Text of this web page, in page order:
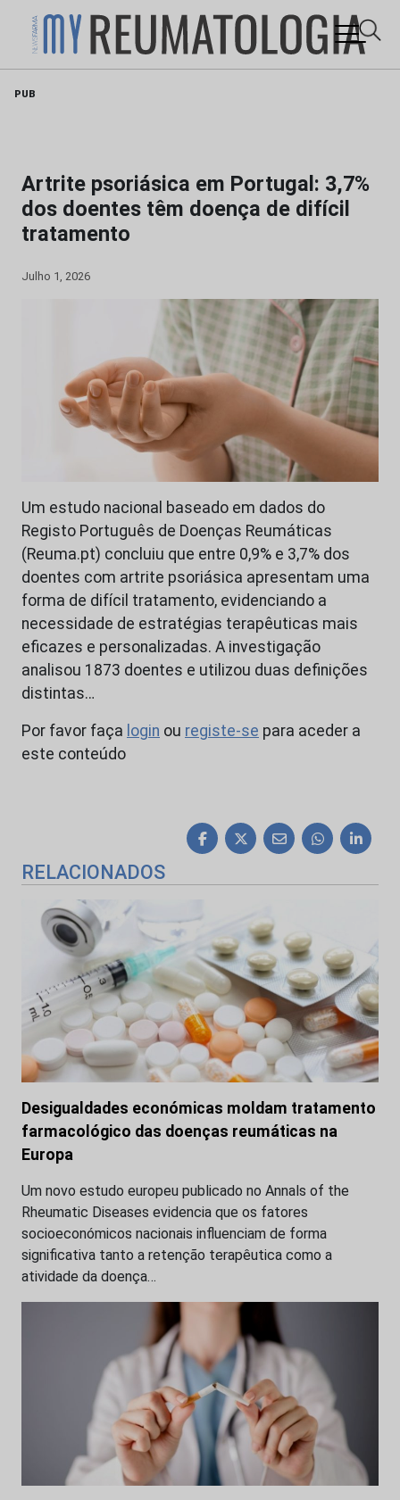
PUB
Artrite psoriásica em Portugal: 3,7%
dos doentes têm doença de difícil
tratamento
Julho 1, 2026
Um estudo nacional baseado em dados do
Registo Português de Doenças Reumáticas
(Reuma.pt) concluiu que entre 0,9% e 3,7% dos
doentes com artrite psoriásica apresentam uma
forma de difícil tratamento, evidenciando a
necessidade de estratégias terapêuticas mais
eficazes e personalizadas. A investigação
analisou 1873 doentes e utilizou duas definições
distintas…
Por favor faça login ou registe-se para aceder a
este conteúdo
RELACIONADOS
Desigualdades económicas moldam tratamento
farmacológico das doenças reumáticas na
Europa
Um novo estudo europeu publicado no Annals of the
Rheumatic Diseases evidencia que os fatores
socioeconómicos nacionais influenciam de forma
significativa tanto a retenção terapêutica como a
atividade da doença…